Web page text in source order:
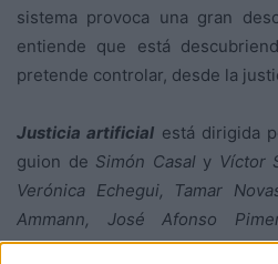
sistema provoca una gran
entiende que está
pretende controlar, desde la
Justicia artificial está dirigida
guion de Simón Casal y Víctor
Verónica Echegui, Tamar
Ammann, José Afonso
Castiñeiras, Marco D’Almeida,